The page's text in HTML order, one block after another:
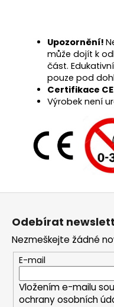
Upozornění!
může dojít k
část.
pouze pod
Certifikace CE
Výrobek není
Z
Odebírat
Nezmeškejte žádné
E-mail
Vložením e-mailu
ochrany osobních